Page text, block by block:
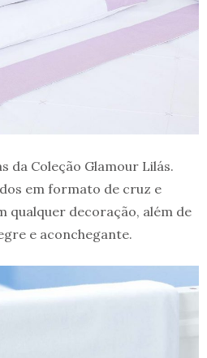
da Coleção Glamour Lilás.
em formato de cruz e
qualquer decoração, além de
e aconchegante.